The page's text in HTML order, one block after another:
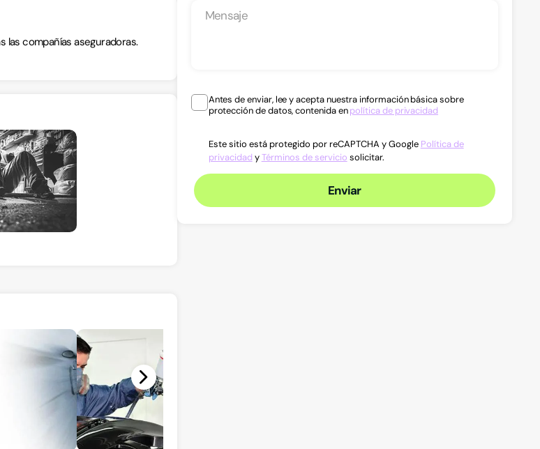
las compañías aseguradoras.
Antes de enviar, lee y acepta nuestra información básica sobre
protección de datos, contenida enpolítica de privacidad
Este sitio está protegido por reCAPTCHA y Google Política de
privacidad yTérminos de servicio solicitar.
Enviar